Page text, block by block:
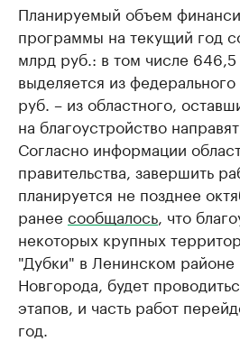
Планируемый объем
программы на текущий год
млрд руб.: в том числе 646,5
выделяется из
руб. – из областного,
на благоустройство
Согласно информации
правительства, завершить
планируется не позднее
ранее сообщалось , что
некоторых крупных
"Дубки" в Ленинском
Новгорода, будет
этапов, и часть работ
год.